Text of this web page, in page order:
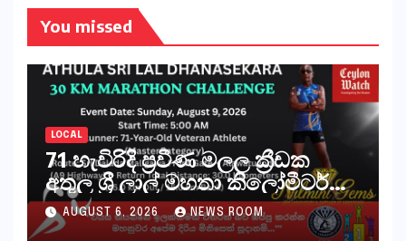
You missed
LOCAL
71 හැවිරිදි ප්‍රවීණ මලල ක්‍රීඩක
අතුල ශ්‍රී ලාල් මහතා කිලෝමීටර්
30ක විශේෂ මැරතන් ධාවන
අභියෝගයකට සැරසෙයි
AUGUST 6, 2026 NEWS ROOM